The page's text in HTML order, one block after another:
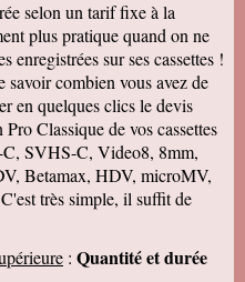
d'autre cassettes a
Encore merci est
avec autant de retard
vous etes
manquerais pas de
l'avenir, j'aurai sans
pour le même
vous remercie d'
selon un tarif fixe à la
plus pratique quand on ne
enregistrées sur ses cassettes !
combien vous avez de
en quelques clics le devis
Classique de vos cassettes
SVHS-C, Video8, 8mm,
Betamax, HDV, microMV,
très simple, il suffit de
: Quantité et durée